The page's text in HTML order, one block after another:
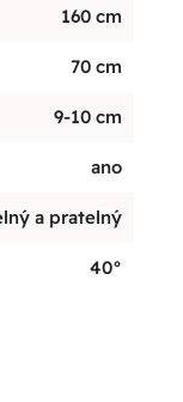
160 cm
70 cm
9-10 cm
ano
a pratelný
40°